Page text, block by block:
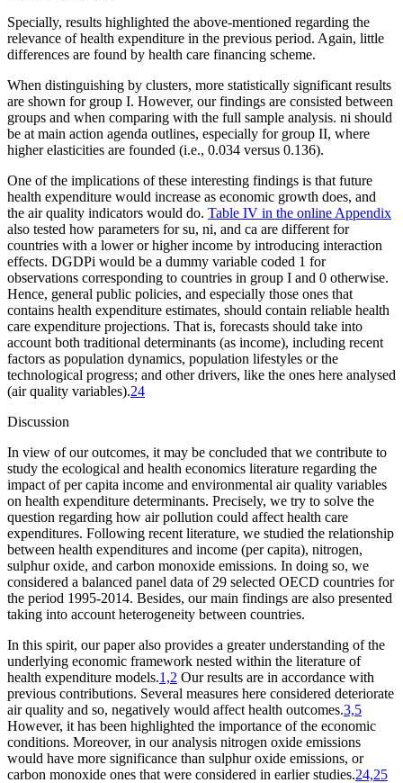
Specially, results highlighted the above-mentioned regarding the
relevance of health expenditure in the previous period. Again, little
differences are found by health care financing scheme.
When distinguishing by clusters, more statistically significant results
are shown for group I. However, our findings are consisted between
groups and when comparing with the full sample analysis. ni should
be at main action agenda outlines, especially for group II, where
higher elasticities are founded (i.e., 0.034 versus 0.136).
One of the implications of these interesting findings is that future
health expenditure would increase as economic growth does, and
the air quality indicators would do. Table IV in the online Appendix
also tested how parameters forsu, ni, and ca are different for
countries with a lower or higher income by introducing interaction
effects. DGDPi would be a dummy variable coded 1 for
observations corresponding to countries in group I and 0 otherwise.
Hence, general public policies, and especially those ones that
contains health expenditure estimates, should contain reliable health
care expenditure projections. That is, forecasts should take into
account both traditional determinants (as income), including recent
factors as population dynamics, population lifestyles or the
technological progress; and other drivers, like the ones here analysed
(air quality variables).24
Discussion
In view of our outcomes, it may be concluded that we contribute to
study the ecological and health economics literature regarding the
impact of per capita income and environmental air quality variables
on health expenditure determinants. Precisely, we try to solve the
question regarding how air pollution could affect health care
expenditures. Following recent literature, we studied the relationship
between health expenditures and income (per capita), nitrogen,
sulphur oxide, and carbon monoxide emissions. In doing so, we
considered a balanced panel data of 29 selected OECD countries for
the period 1995-2014. Besides, our main findings are also presented
taking into account heterogeneity between countries.
In this spirit, our paper also provides a greater understanding of the
underlying economic framework nested within the literature of
health expenditure models.1,2 Our results are in accordance with
previous contributions. Several measures here considered deteriorate
air quality and so, negatively would affect health outcomes.3,5
However, it has been highlighted the importance of the economic
conditions. Moreover, in our analysis nitrogen oxide emissions
would have more significance than sulphur oxide emissions, or
carbon monoxide ones that were considered in earlier studies.24,25